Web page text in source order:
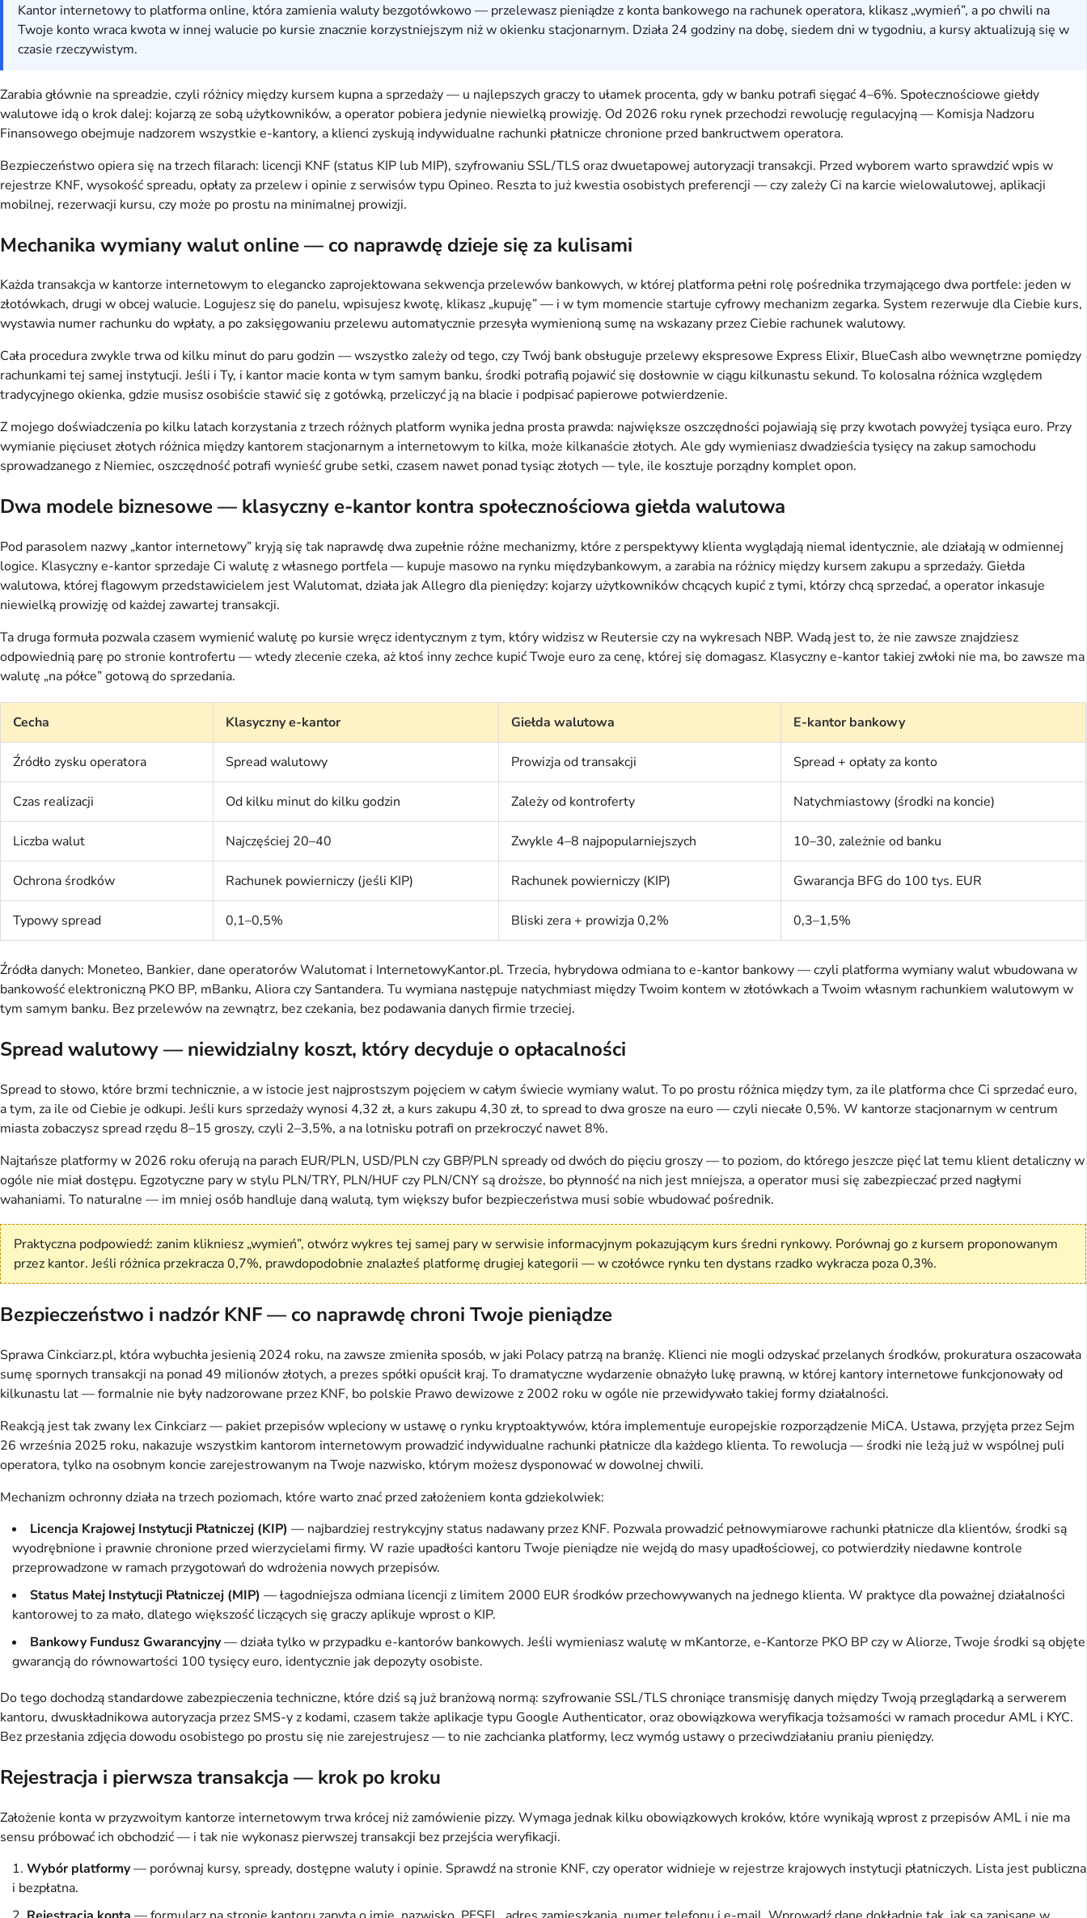
Kantor internetowy to platforma online, która zamienia waluty bezgotówkowo — przelewasz pieniądze z konta bankowego na rachunek operatora, klikasz „wymień”, a po chwili na
Twoje konto wraca kwota w innej walucie po kursie znacznie korzystniejszym niż w okienku stacjonarnym. Działa 24 godziny na dobę, siedem dni w tygodniu, a kursy aktualizują się w
czasie rzeczywistym.
Zarabia głównie na spreadzie, czyli różnicy między kursem kupna a sprzedaży — u najlepszych graczy to ułamek procenta, gdy w banku potrafi sięgać 4–6%. Społecznościowe giełdy
walutowe idą o krok dalej: kojarzą ze sobą użytkowników, a operator pobiera jedynie niewielką prowizję. Od 2026 roku rynek przechodzi rewolucję regulacyjną — Komisja Nadzoru
Finansowego obejmuje nadzorem wszystkie e-kantory, a klienci zyskują indywidualne rachunki płatnicze chronione przed bankructwem operatora.
Bezpieczeństwo opiera się na trzech filarach: licencji KNF (status KIP lub MIP), szyfrowaniu SSL/TLS oraz dwuetapowej autoryzacji transakcji. Przed wyborem warto sprawdzić wpis w
rejestrze KNF, wysokość spreadu, opłaty za przelew i opinie z serwisów typu Opineo. Reszta to już kwestia osobistych preferencji — czy zależy Ci na karcie wielowalutowej, aplikacji
mobilnej, rezerwacji kursu, czy może po prostu na minimalnej prowizji.
Mechanika wymiany walut online — co naprawdę dzieje się za kulisami
Każda transakcja w kantorze internetowym to elegancko zaprojektowana sekwencja przelewów bankowych, w której platforma pełni rolę pośrednika trzymającego dwa portfele: jeden w
złotówkach, drugi w obcej walucie. Logujesz się do panelu, wpisujesz kwotę, klikasz „kupuję” — i w tym momencie startuje cyfrowy mechanizm zegarka. System rezerwuje dla Ciebie kurs,
wystawia numer rachunku do wpłaty, a po zaksięgowaniu przelewu automatycznie przesyła wymienioną sumę na wskazany przez Ciebie rachunek walutowy.
Cała procedura zwykle trwa od kilku minut do paru godzin — wszystko zależy od tego, czy Twój bank obsługuje przelewy ekspresowe Express Elixir, BlueCash albo wewnętrzne pomiędzy
rachunkami tej samej instytucji. Jeśli i Ty, i kantor macie konta w tym samym banku, środki potrafią pojawić się dosłownie w ciągu kilkunastu sekund. To kolosalna różnica względem
tradycyjnego okienka, gdzie musisz osobiście stawić się z gotówką, przeliczyć ją na blacie i podpisać papierowe potwierdzenie.
Z mojego doświadczenia po kilku latach korzystania z trzech różnych platform wynika jedna prosta prawda: największe oszczędności pojawiają się przy kwotach powyżej tysiąca euro. Przy
wymianie pięciuset złotych różnica między kantorem stacjonarnym a internetowym to kilka, może kilkanaście złotych. Ale gdy wymieniasz dwadzieścia tysięcy na zakup samochodu
sprowadzanego z Niemiec, oszczędność potrafi wynieść grube setki, czasem nawet ponad tysiąc złotych — tyle, ile kosztuje porządny komplet opon.
Dwa modele biznesowe — klasyczny e-kantor kontra społecznościowa giełda walutowa
Pod parasolem nazwy „kantor internetowy” kryją się tak naprawdę dwa zupełnie różne mechanizmy, które z perspektywy klienta wyglądają niemal identycznie, ale działają w odmiennej
logice. Klasyczny e-kantor sprzedaje Ci walutę z własnego portfela — kupuje masowo na rynku międzybankowym, a zarabia na różnicy między kursem zakupu a sprzedaży. Giełda
walutowa, której flagowym przedstawicielem jest Walutomat, działa jak Allegro dla pieniędzy: kojarzy użytkowników chcących kupić z tymi, którzy chcą sprzedać, a operator inkasuje
niewielką prowizję od każdej zawartej transakcji.
Ta druga formuła pozwala czasem wymienić walutę po kursie wręcz identycznym z tym, który widzisz w Reutersie czy na wykresach NBP. Wadą jest to, że nie zawsze znajdziesz
odpowiednią parę po stronie kontrofertu — wtedy zlecenie czeka, aż ktoś inny zechce kupić Twoje euro za cenę, której się domagasz. Klasyczny e-kantor takiej zwłoki nie ma, bo zawsze ma
walutę „na półce” gotową do sprzedania.
Cecha Klasyczny e-kantor Giełda walutowa E-kantor bankowy
Źródło zysku operatora Spread walutowy Prowizja od transakcji Spread + opłaty za konto
Czas realizacji Od kilku minut do kilku godzin Zależy od kontroferty Natychmiastowy (środki na koncie)
Liczba walut Najczęściej 20–40 Zwykle 4–8 najpopularniejszych 10–30, zależnie od banku
Ochrona środków Rachunek powierniczy (jeśli KIP) Rachunek powierniczy (KIP) Gwarancja BFG do 100 tys. EUR
Typowy spread 0,1–0,5% Bliski zera + prowizja 0,2% 0,3–1,5%
Źródła danych: Moneteo, Bankier, dane operatorów Walutomat i InternetowyKantor.pl. Trzecia, hybrydowa odmiana to e-kantor bankowy — czyli platforma wymiany walut wbudowana w
bankowość elektroniczną PKO BP, mBanku, Aliora czy Santandera. Tu wymiana następuje natychmiast między Twoim kontem w złotówkach a Twoim własnym rachunkiem walutowym w
tym samym banku. Bez przelewów na zewnątrz, bez czekania, bez podawania danych firmie trzeciej.
Spread walutowy — niewidzialny koszt, który decyduje o opłacalności
Spread to słowo, które brzmi technicznie, a w istocie jest najprostszym pojęciem w całym świecie wymiany walut. To po prostu różnica między tym, za ile platforma chce Ci sprzedać euro,
a tym, za ile od Ciebie je odkupi. Jeśli kurs sprzedaży wynosi 4,32 zł, a kurs zakupu 4,30 zł, to spread to dwa grosze na euro — czyli niecałe 0,5%. W kantorze stacjonarnym w centrum
miasta zobaczysz spread rzędu 8–15 groszy, czyli 2–3,5%, a na lotnisku potrafi on przekroczyć nawet 8%.
Najtańsze platformy w 2026 roku oferują na parach EUR/PLN, USD/PLN czy GBP/PLN spready od dwóch do pięciu groszy — to poziom, do którego jeszcze pięć lat temu klient detaliczny w
ogóle nie miał dostępu. Egzotyczne pary w stylu PLN/TRY, PLN/HUF czy PLN/CNY są droższe, bo płynność na nich jest mniejsza, a operator musi się zabezpieczać przed nagłymi
wahaniami. To naturalne — im mniej osób handluje daną walutą, tym większy bufor bezpieczeństwa musi sobie wbudować pośrednik.
Praktyczna podpowiedź: zanim klikniesz „wymień”, otwórz wykres tej samej pary w serwisie informacyjnym pokazującym kurs średni rynkowy. Porównaj go z kursem proponowanym
przez kantor. Jeśli różnica przekracza 0,7%, prawdopodobnie znalazłeś platformę drugiej kategorii — w czołówce rynku ten dystans rzadko wykracza poza 0,3%.
Bezpieczeństwo i nadzór KNF — co naprawdę chroni Twoje pieniądze
Sprawa Cinkciarz.pl, która wybuchła jesienią 2024 roku, na zawsze zmieniła sposób, w jaki Polacy patrzą na branżę. Klienci nie mogli odzyskać przelanych środków, prokuratura oszacowała
sumę spornych transakcji na ponad 49 milionów złotych, a prezes spółki opuścił kraj. To dramatyczne wydarzenie obnażyło lukę prawną, w której kantory internetowe funkcjonowały od
kilkunastu lat — formalnie nie były nadzorowane przez KNF, bo polskie Prawo dewizowe z 2002 roku w ogóle nie przewidywało takiej formy działalności.
Reakcją jest tak zwany lex Cinkciarz — pakiet przepisów wpleciony w ustawę o rynku kryptoaktywów, która implementuje europejskie rozporządzenie MiCA. Ustawa, przyjęta przez Sejm
26 września 2025 roku, nakazuje wszystkim kantorom internetowym prowadzić indywidualne rachunki płatnicze dla każdego klienta. To rewolucja — środki nie leżą już w wspólnej puli
operatora, tylko na osobnym koncie zarejestrowanym na Twoje nazwisko, którym możesz dysponować w dowolnej chwili.
Mechanizm ochronny działa na trzech poziomach, które warto znać przed założeniem konta gdziekolwiek:
Licencja Krajowej Instytucji Płatniczej (KIP) — najbardziej restrykcyjny status nadawany przez KNF. Pozwala prowadzić pełnowymiarowe rachunki płatnicze dla klientów, środki są
wyodrębnione i prawnie chronione przed wierzycielami firmy. W razie upadłości kantoru Twoje pieniądze nie wejdą do masy upadłościowej, co potwierdziły niedawne kontrole
przeprowadzone w ramach przygotowań do wdrożenia nowych przepisów.
Status Małej Instytucji Płatniczej (MIP) — łagodniejsza odmiana licencji z limitem 2000 EUR środków przechowywanych na jednego klienta. W praktyce dla poważnej działalności
kantorowej to za mało, dlatego większość liczących się graczy aplikuje wprost o KIP.
Bankowy Fundusz Gwarancyjny— działa tylko w przypadku e-kantorów bankowych. Jeśli wymieniasz walutę w mKantorze, e-Kantorze PKO BP czy w Aliorze, Twoje środki są objęte
gwarancją do równowartości 100 tysięcy euro, identycznie jak depozyty osobiste.
Do tego dochodzą standardowe zabezpieczenia techniczne, które dziś są już branżową normą: szyfrowanie SSL/TLS chroniące transmisję danych między Twoją przeglądarką a serwerem
kantoru, dwuskładnikowa autoryzacja przez SMS-y z kodami, czasem także aplikacje typu Google Authenticator, oraz obowiązkowa weryfikacja tożsamości w ramach procedur AML i KYC.
Bez przesłania zdjęcia dowodu osobistego po prostu się nie zarejestrujesz — to nie zachcianka platformy, lecz wymóg ustawy o przeciwdziałaniu praniu pieniędzy.
Rejestracja i pierwsza transakcja — krok po kroku
Założenie konta w przyzwoitym kantorze internetowym trwa krócej niż zamówienie pizzy. Wymaga jednak kilku obowiązkowych kroków, które wynikają wprost z przepisów AML i nie ma
sensu próbować ich obchodzić — i tak nie wykonasz pierwszej transakcji bez przejścia weryfikacji.
Wybór platformy— porównaj kursy, spready, dostępne waluty i opinie. Sprawdź na stronie KNF, czy operator widnieje w rejestrze krajowych instytucji płatniczych. Lista jest publiczna
i bezpłatna.